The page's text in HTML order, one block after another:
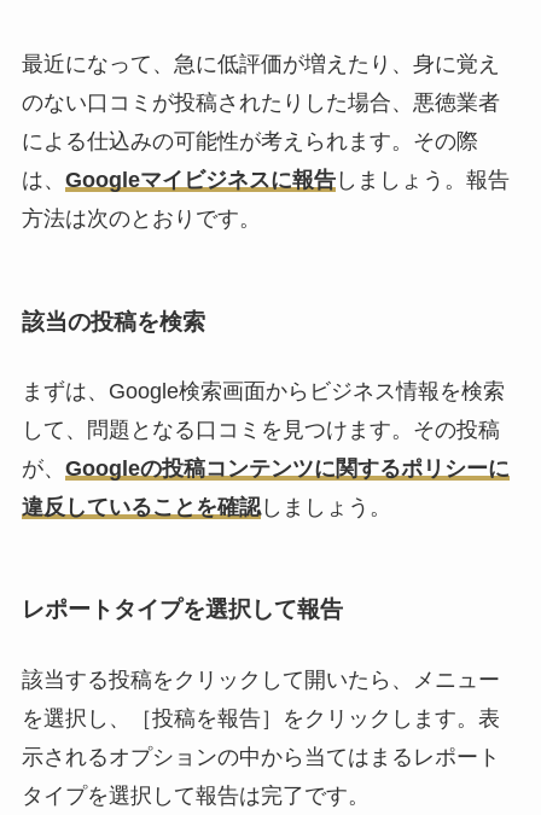
最近になって、急に低評価が増えたり、身に覚え
のない口コミが投稿されたりした場合、悪徳業者
による仕込みの可能性が考えられます。その際
は、 Googleマイビジネスに報告しましょう。報告
方法は次のとおりです。
該当の投稿を検索
まずは、Google検索画面からビジネス情報を検索
して、問題となる口コミを見つけます。その投稿
が、 Googleの投稿コンテンツに関するポリシーに
違反していることを確認しましょう。
レポートタイプを選択して報告
該当する投稿をクリックして開いたら、メニュー
を選択し、［投稿を報告］をクリックします。表
示されるオプションの中から当てはまるレポート
タイプを選択して報告は完了です。